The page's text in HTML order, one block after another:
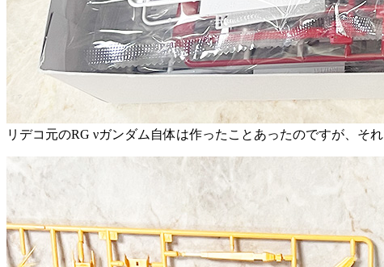
リデコ元のRG νガンダム自体は作ったことあったのですが、